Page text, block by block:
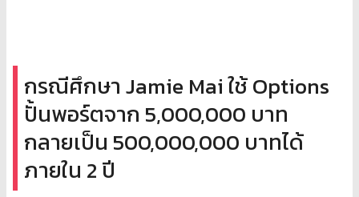
กรณีศึกษา Jamie Mai ใช้ Options
ปั้นพอร์ตจาก 5,000,000 บาท
กลายเป็น 500,000,000 บาทได้
ภายใน 2 ปี